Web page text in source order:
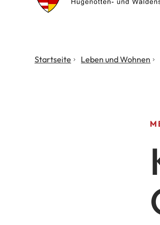
Isenburg
Startseite Leben und Wohnen